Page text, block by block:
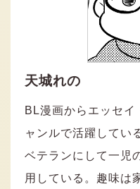
天城れの
BL漫画からエッセイ
ャンルで活躍してい
ベテランにして一児
用している。趣味は